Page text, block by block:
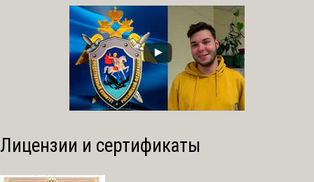
Лицензии и сертификаты